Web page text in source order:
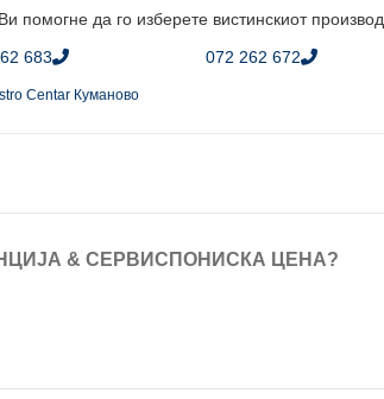
помогне да го изберете вистинскиот производ.
683 072 262 672
Centar Куманово
& СЕРВИС ПОНИСКА ЦЕНА?